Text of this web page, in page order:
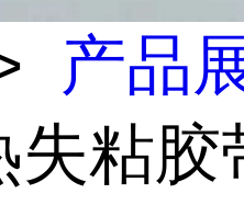
产品
失粘胶